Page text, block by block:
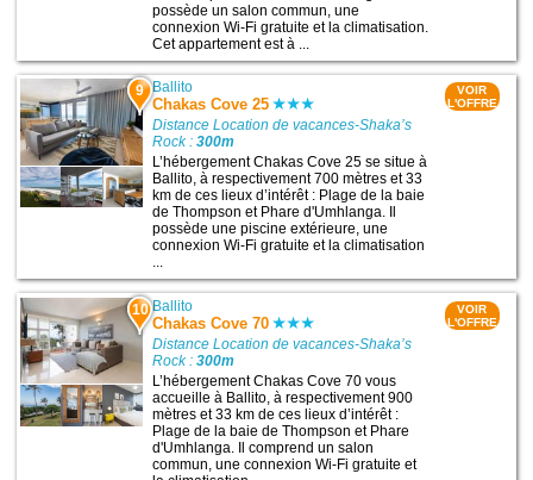
possède un salon commun, une
connexion Wi-Fi gratuite et la climatisation.
Cet appartement est à ...
9 Ballito
Chakas Cove 25
Distance Location de vacances-Shaka’s
Rock :300m
L’hébergement Chakas Cove 25 se situe à
Ballito, à respectivement 700 mètres et 33
km de ces lieux d’intérêt : Plage de la baie
de Thompson et Phare d'Umhlanga. Il
possède une piscine extérieure, une
connexion Wi-Fi gratuite et la climatisation
...
VOIR
L'OFFRE
10 Ballito
Chakas Cove 70
Distance Location de vacances-Shaka’s
Rock :300m
L’hébergement Chakas Cove 70 vous
accueille à Ballito, à respectivement 900
mètres et 33 km de ces lieux d’intérêt :
Plage de la baie de Thompson et Phare
d'Umhlanga. Il comprend un salon
commun, une connexion Wi-Fi gratuite et
VOIR
L'OFFRE